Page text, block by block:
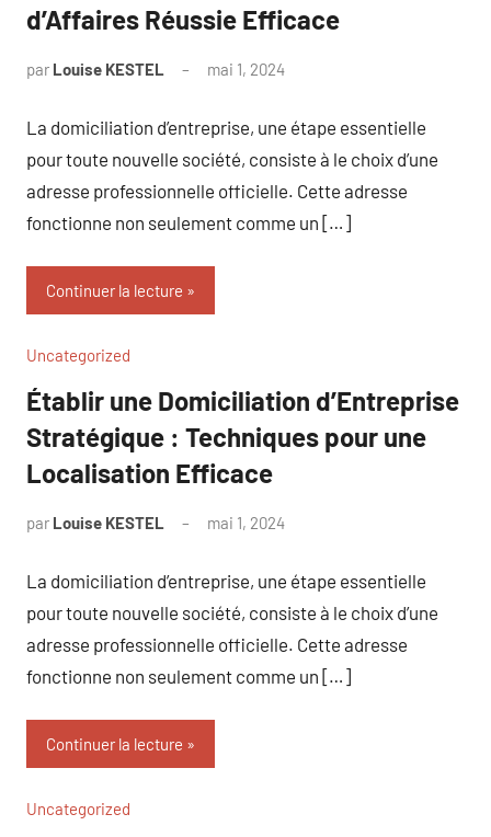
d’Affaires Réussie Efficace
par Louise KESTEL mai 1, 2024
La domiciliation d’entreprise, une étape essentielle
pour toute nouvelle société, consiste à le choix d’une
adresse professionnelle officielle. Cette adresse
fonctionne non seulement comme un […]
Continuer la lecture
Uncategorized
Établir une Domiciliation d’Entreprise
Stratégique : Techniques pour une
Localisation Efficace
par Louise KESTEL mai 1, 2024
La domiciliation d’entreprise, une étape essentielle
pour toute nouvelle société, consiste à le choix d’une
adresse professionnelle officielle. Cette adresse
fonctionne non seulement comme un […]
Continuer la lecture
Uncategorized